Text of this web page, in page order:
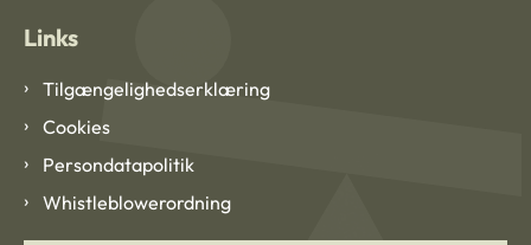
Links
Tilgængelighedserklæring
Cookies
Persondatapolitik
Whistleblowerordning